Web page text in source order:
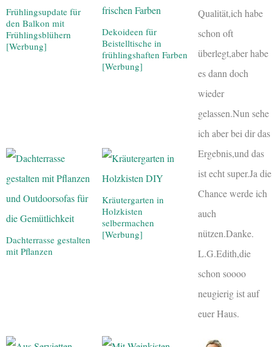
Frühlingsupdate für
den Balkon mit
Frühlingsblühern
[Werbung]
Dekoideen für
Beistelltische in
frühlingshaften Farben
[Werbung]
Dachterrasse gestalten
mit Pflanzen
Kräutergarten in
Holzkisten
selbermachen
[Werbung]
Qualität,ich habe
schon oft
überlegt,aber habe
es dann doch
wieder
gelassen.Nun sehe
ich aber bei dir das
Ergebnis,und das
ist echt super.Ja die
Chance werde ich
auch
nützen.Danke.
L.G.Edith,die
schon soooo
neugierig ist auf
euer Haus.